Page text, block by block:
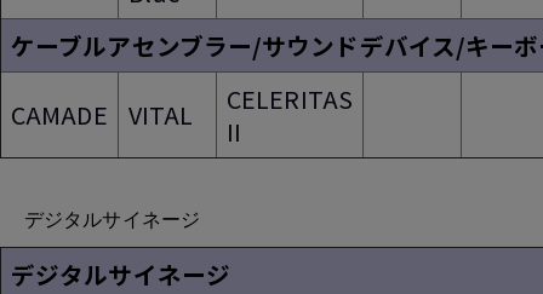
ケーブルアセンブラー/サウンドデバイス/キー
CAMADE
VITAL
CELERITAS
II
デジタルサイネージ
デジタルサイネージ